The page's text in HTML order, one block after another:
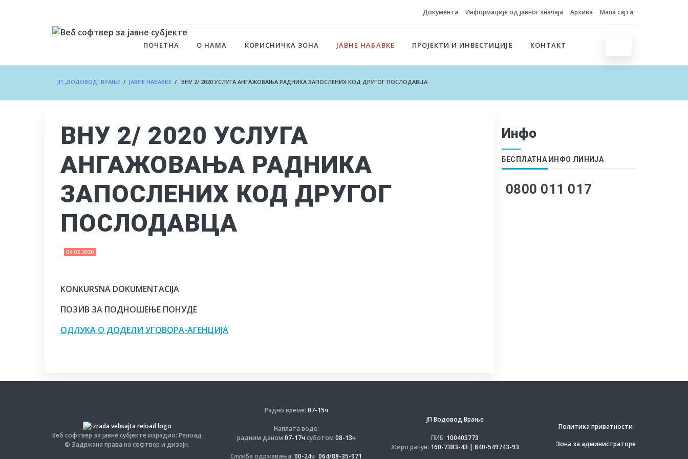
Документа Информације од јавног значаја Архива Мапа сајта
ПОЧЕТНА О НАМА КОРИСНИЧКА ЗОНА ЈАВНЕ НАБАВКЕ ПРОЈЕКТИ И ИНВЕСТИЦИЈЕ КОНТАКТ
ЈП „ВОДОВОД“ ВРАЊЕ / ЈАВНЕ НАБАВКЕ / ВНУ 2/ 2020 УСЛУГА АНГАЖОВАЊА РАДНИКА ЗАПОСЛЕНИХ КОД ДРУГОГ ПОСЛОДАВЦА
ВНУ 2/ 2020 УСЛУГА
АНГАЖОВАЊА РАДНИКА
ЗАПОСЛЕНИХ КОД ДРУГОГ
ПОСЛОДАВЦА
04.03.2020
KONKURSNA DOKUMENTACIJA
ПОЗИВ ЗА ПОДНОШЕЊЕ ПОНУДЕ
ОДЛУКА О ДОДЕЛИ УГОВОРА-АГЕНЦИЈА
Инфо
БЕСПЛАТНА ИНФО ЛИНИЈА
0800 011 017
Политика приватности
Зона за администраторе
Радно време: 07-15ч
Наплата воде:
радним даном 07-17ч суботом 08-13ч
Служба одржавања: 00-24ч 064/88-35-971
ЈП Водовод Врање
ПИБ: 100403773
Жиро рачун: 160-7383-43 | 840-549743-93
Веб софтвер за јавне субјекте израдио: Релоад
© Задржана права на софтвер и дизајн.